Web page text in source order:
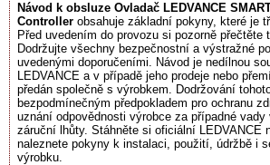
Návod k obsluze Ovladač LEDVANCE
Controller obsahuje základní pokyny, které je
Před uvedením do provozu si pozorně přečtěte
Dodržujte všechny bezpečnostní a výstražné
uvedenými doporučeními. Návod je nedílnou
LEDVANCE a v případě jeho prodeje nebo
předán společně s výrobkem. Dodržování
bezpodmínečným předpokladem pro ochranu
uznání odpovědnosti výrobce za případné vady
záruční lhůty. Stáhněte si oficiální LEDVANCE
naleznete pokyny k instalaci, použití, údržbě i
výrobku.